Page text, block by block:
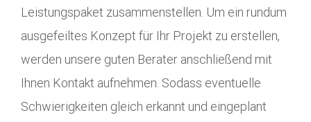
Leistungspaket zusammenstellen. Um ein rundum
ausgefeiltes Konzept für Ihr Projekt zu erstellen,
werden unsere guten Berater anschließend mit
Ihnen Kontakt aufnehmen. Sodass eventuelle
Schwierigkeiten gleich erkannt und eingeplant